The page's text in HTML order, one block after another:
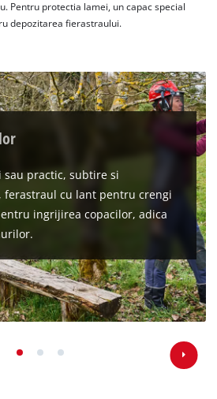
Pentru protectia lamei, un capac special
depozitarea fierastraului.
practic, subtire si
cu lant pentru crengi
ingrijirea copacilor, adica